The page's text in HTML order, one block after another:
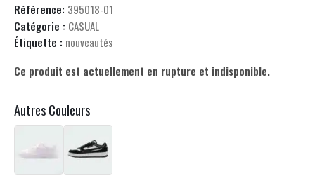
Référence: 395018-01
Catégorie : CASUAL
Étiquette : nouveautés
Ce produit est actuellement en rupture et indisponible.
Autres Couleurs